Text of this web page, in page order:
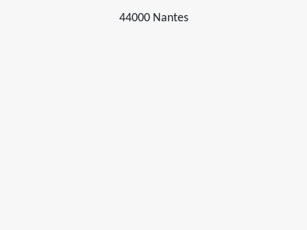
44000 Nantes